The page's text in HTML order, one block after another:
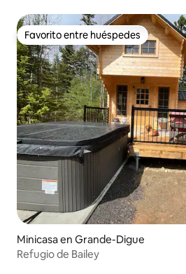
Favorito entre huéspedes
Favorito entre huéspedes
Minicasa en Grande-Digue
Refugio de Bailey